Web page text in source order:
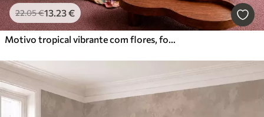
22.05€13 .23€